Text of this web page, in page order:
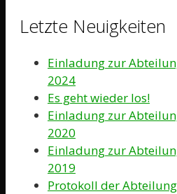
Letzte Neuigkeiten
Einladung zur
2024
Es geht wieder los!
Einladung zur
2020
Einladung zur
2019
Protokoll der